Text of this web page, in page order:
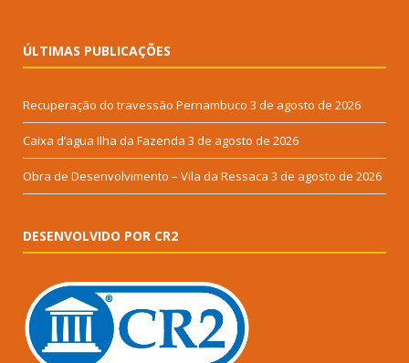
ÚLTIMAS PUBLICAÇÕES
Recuperação do travessão Pernambuco 3 de agosto de 2026
Caixa d’agua Ilha da Fazenda 3 de agosto de 2026
Obra de Desenvolvimento – Vila da Ressaca 3 de agosto de 2026
DESENVOLVIDO POR CR2